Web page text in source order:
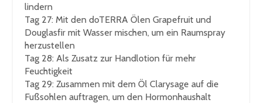
lindern
Tag 27: Mit den doTERRA Ölen Grapefruit und
Douglasfir mit Wasser mischen, um ein Raumspray
herzustellen
Tag 28: Als Zusatz zur Handlotion für mehr
Feuchtigkeit
Tag 29: Zusammen mit dem Öl Clarysage auf die
Fußsohlen auftragen, um den Hormonhaushalt